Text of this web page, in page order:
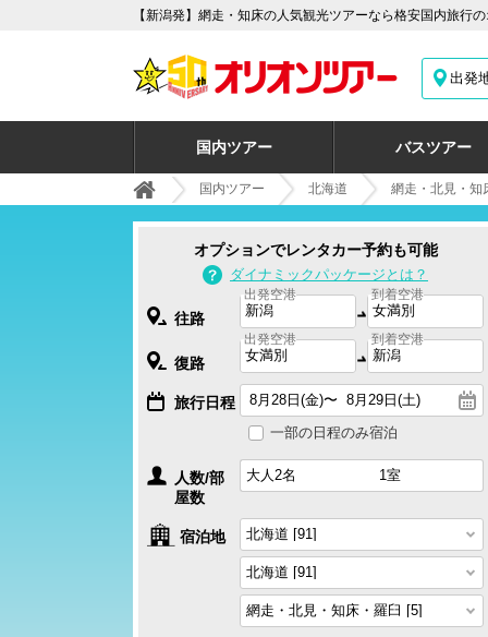
【新潟発】網走・知床の人気観光ツアーなら格安国内旅行
出発
国内ツアー バスツアー
国内ツアー 北海道 網走・北見・知
オプションでレンタカー予約も可能
ダイナミックパッケージとは？
往路
出発空港 到着空港
復路
出発空港 到着空港
旅行日程
一部の日程のみ宿泊
人数/部
屋数
宿泊地